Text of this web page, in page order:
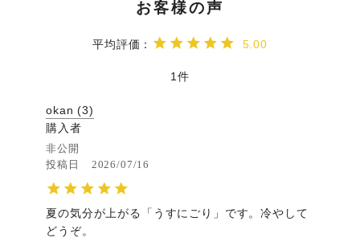
5.00
1
okan
3
購入者
非公開
投稿日
2026/07/16
夏の気分が上がる「うすにごり」です。冷やして
どうぞ。